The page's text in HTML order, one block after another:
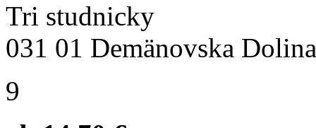
Tri studnicky
031 01 Demänovska Dolina
9